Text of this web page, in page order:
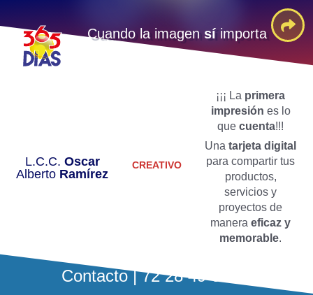
Cuando la imagen síimporta
L.C.C. Oscar
Alberto Ramírez
CREATIVO
¡¡¡ La primera
impresión es lo
quecuenta!!!
Unatarjeta digital
para compartir tus
productos,
servicios y
proyectos de
maneraeficaz y
memorable.
Contacto | 72 28 49 64 10